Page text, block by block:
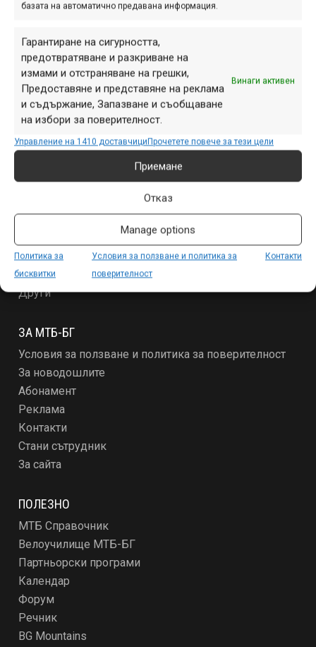
базата на автоматично предавана информация.
Гарантиране на сигурността,
предотвратяване и разкриване на
измами и отстраняване на грешки,
Предоставяне и представяне на реклама
и съдържание, Запазване и съобщаване
на избори за поверителност.
Винаги активен
Управление на 1410 доставчициПрочетете повече за тези цели
Приемане
Отказ
Manage options
Политика за
бисквитки
Условия за ползване и политика за
поверителност
Контакти
Начало
Събития
Специализирано
Други
ЗА МТБ-БГ
Условия за ползване и политика за поверителност
За новодошлите
Абонамент
Реклама
Контакти
Стани сътрудник
За сайта
ПОЛЕЗНО
МТБ Справочник
Велоучилище МТБ-БГ
Партньорски програми
Календар
Форум
Речник
BG Mountains